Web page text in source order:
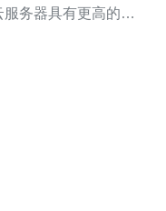
务器具有更高的可
定的政治环境。选